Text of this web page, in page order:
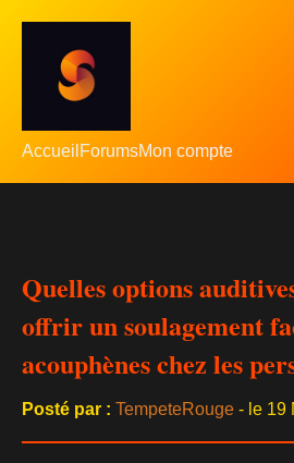
Accueil ForumsMon compte
Quelles options
offrir un soulagement
acouphènes chez les
Posté par : TempeteRouge - le 19